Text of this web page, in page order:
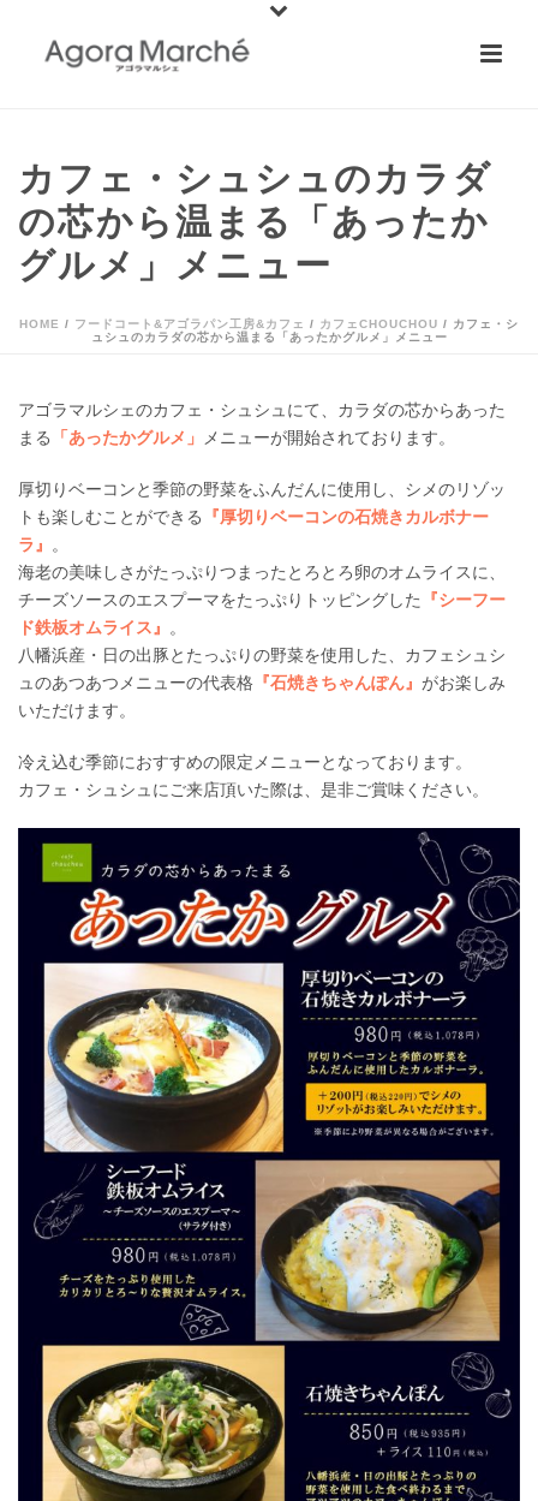
カフェ・シュシュのカラダ
の芯から温まる「あったか
グルメ」メニュー
HOME / フードコート&アゴラパン工房&カフェ / カフェCHOUCHOU / カフェ・シ
ュシュのカラダの芯から温まる「あったかグルメ」メニュー
アゴラマルシェのカフェ・シュシュにて、カラダの芯からあった
まる
「あったかグルメ」 メニューが開始されております。
厚切りベーコンと季節の野菜をふんだんに使用し、シメのリゾッ
トも楽しむことができる
『厚切りベーコンの石焼きカルボナー
ラ』
。
海老の美味しさがたっぷりつまったとろとろ卵のオムライスに、
チーズソースのエスプーマをたっぷりトッピングした
『シーフー
ド鉄板オムライス』
。
八幡浜産・日の出豚とたっぷりの野菜を使用した、カフェシュシ
ュのあつあつメニューの代表格 『石焼きちゃんぽん』 がお楽しみ
いただけます。
冷え込む季節におすすめの限定メニューとなっております。
カフェ・シュシュにご来店頂いた際は、是非ご賞味ください。